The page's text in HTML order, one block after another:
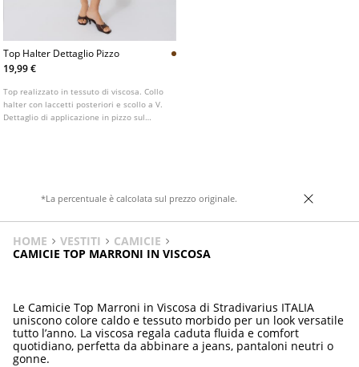
Top Halter Dettaglio Pizzo
19,99 €
Top realizzato in tessuto di viscosa. Collo
halter con laccetti posteriori e scollo a V.
Dettaglio di applicazione in pizzo sul
*La percentuale è calcolata sul prezzo originale.
HOME VESTITI
CAMICIE
CAMICIE TOP MARRONI IN VISCOSA
Le Camicie Top Marroni in Viscosa di Stradivarius ITALIA
uniscono colore caldo e tessuto morbido per un look versatile
tutto l’anno. La viscosa regala caduta fluida e comfort
quotidiano, perfetta da abbinare a jeans, pantaloni neutri o
gonne.